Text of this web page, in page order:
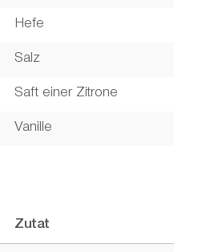
Hefe
Salz
Saft einer Zitrone
Vanille
Zutat